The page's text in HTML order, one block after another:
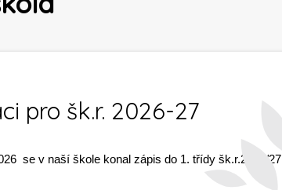
pro šk.r. 2026-27
se v naší škole konal zápis do 1. třídy šk.r.2026/27